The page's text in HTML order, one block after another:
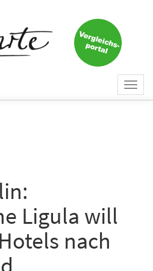
Ligula will
nach
mehr